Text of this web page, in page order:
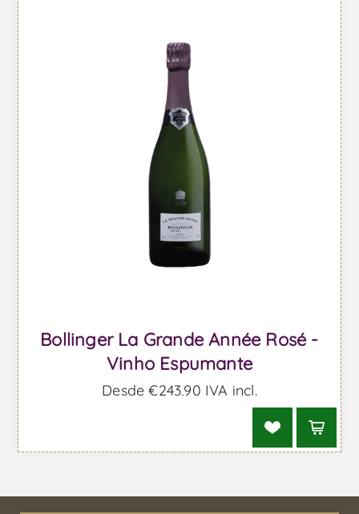
Bollinger La Grande Année Rosé -
Vinho Espumante
Desde €243,90 IVA incl.